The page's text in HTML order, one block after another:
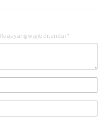
Ruas yang wajib ditandai *